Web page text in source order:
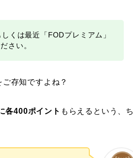
くは最近「FODプレミアム」
さい。
存知ですよね？
各400ポイント もらえるという、ち